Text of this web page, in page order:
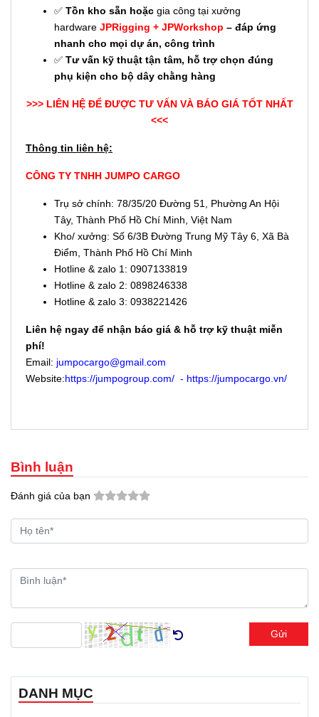
✅ Tồn kho sẵn hoặc gia công tại xưởng
hardware JPRigging + JPWorkshop – đáp ứng
nhanh cho mọi dự án, công trình
✅ Tư vấn kỹ thuật tận tâm, hỗ trợ chọn đúng
phụ kiện cho bộ dây chằng hàng
>>> LIÊN HỆ ĐỂ ĐƯỢC TƯ VẤN VÀ BÁO GIÁ TỐT NHẤT
<<<
Thông tin liên hệ:
CÔNG TY TNHH JUMPO CARGO
Trụ sở chính: 78/35/20 Đường 51, Phường An Hội
Tây, Thành Phố Hồ Chí Minh, Việt Nam
Kho/ xưởng: Số 6/3B Đường Trung Mỹ Tây 6, Xã Bà
Điểm, Thành Phố Hồ Chí Minh
Hotline & zalo 1: 0907133819
Hotline & zalo 2: 0898246338
Hotline & zalo 3: 0938221426
Liên hệ ngay để nhận báo giá & hỗ trợ kỹ thuật miễn
phí!
Email: jumpocargo@gmail.com
Website:https://jumpogroup.com/ - https://jumpocargo.vn/
Bình luận
Đánh giá của bạn
Gửi
DANH MỤC